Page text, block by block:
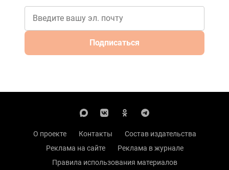
Подписаться
О проекте Контакты
Состав издательства
Реклама на сайте
Реклама в журнале
Правила использования материалов